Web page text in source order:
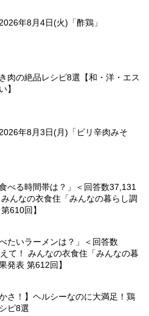
年8月4日(火)「酢鶏」
肉の絶品レシピ8選【和・洋・エス
】
年8月3日(月)「ピリ辛肉みそ
べる時間帯は？」＜回答数37,131
んなの衣食住「みんなの暮らし調
610回】
たいラーメンは？」＜回答数
て！ みんなの衣食住「みんなの暮
発表 第612回】
さ！】ヘルシーなのに大満足！鶏
ピ8選